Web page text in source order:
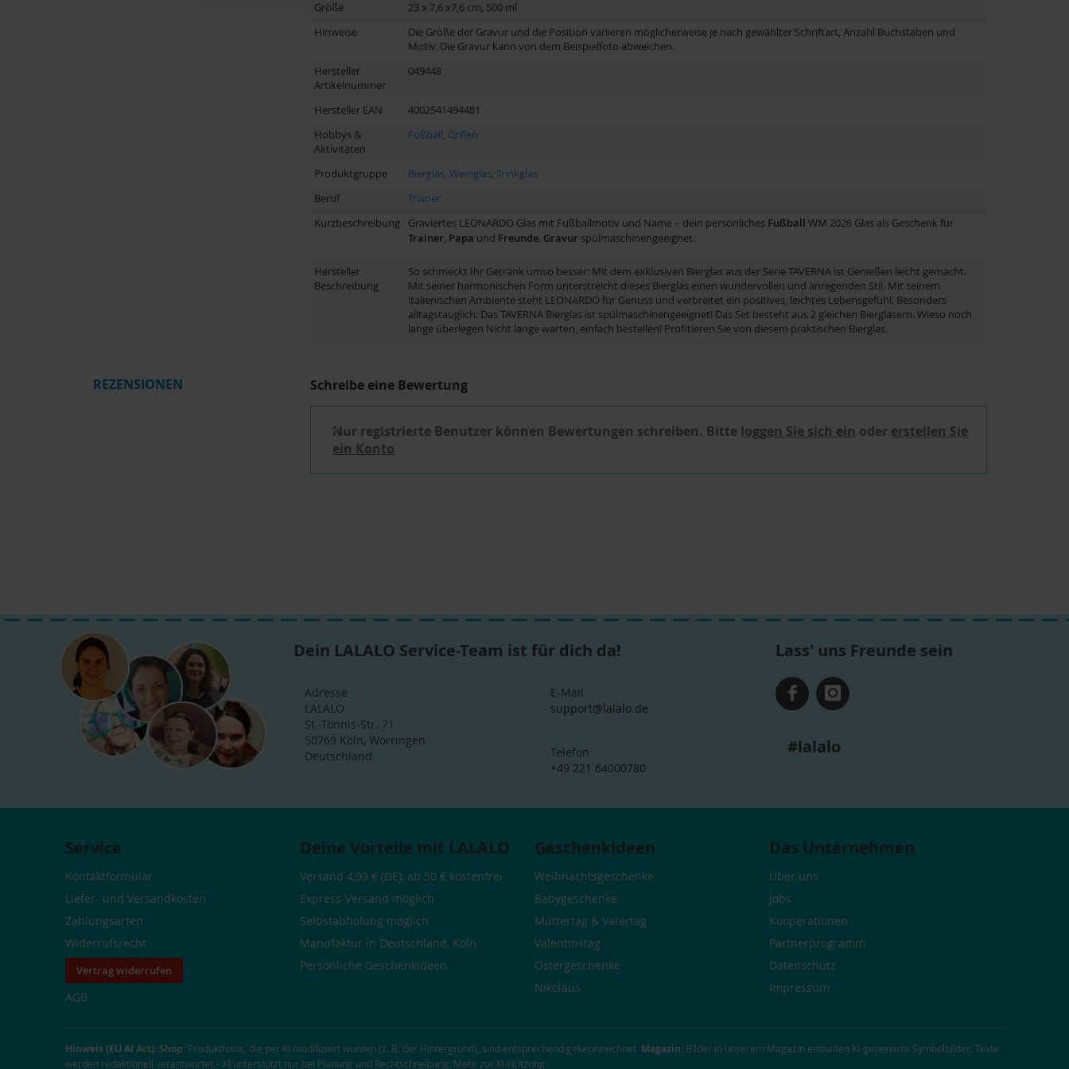
Größe
23 x 7,6 x7,6 cm, 500 ml
Hinweise
Die Größe der Gravur und die Position variieren möglicherweise je nach gewählter Schriftart, Anzahl Buchstaben und
Motiv. Die Gravur kann von dem Beispielfoto abweichen.
Hersteller
Artikelnummer
049448
Hersteller EAN
4002541494481
Hobbys &
Aktivitäten
Fußball, Grillen
Produktgruppe Bierglas, Weinglas, Trinkglas
Beruf
Trainer
Kurzbeschreibung
Graviertes LEONARDO Glas mit Fußballmotiv und Name – dein persönliches Fußball WM 2026 Glas als Geschenk für
Trainer, Papa und Freunde. Gravur spülmaschinengeeignet.
Hersteller
Beschreibung
So schmeckt Ihr Getränk umso besser: Mit dem exklusiven Bierglas aus der Serie TAVERNA ist Genießen leicht gemacht.
Mit seiner harmonischen Form unterstreicht dieses Bierglas einen wundervollen und anregenden Stil. Mit seinem
italienischen Ambiente steht LEONARDO für Genuss und verbreitet ein positives, leichtes Lebensgefühl. Besonders
alltagstauglich: Das TAVERNA Bierglas ist spülmaschinengeeignet! Das Set besteht aus 2 gleichen Biergläsern. Wieso noch
lange überlegen Nicht lange warten, einfach bestellen! Profitieren Sie von diesem praktischen Bierglas.
REZENSIONEN Schreibe eine Bewertung
Nur registrierte Benutzer können Bewertungen schreiben. Bitte loggen Sie sich ein oder erstellen Sie
ein Konto
Dein LALALO Service-Team ist für dich da!
Adresse
LALALO
St.-Tönnis-Str. 71
50769 Köln, Worringen
Deutschland
E-Mail
support@lalalo.de
Telefon
+49 221 64000780
Lass' uns Freunde sein
#lalalo
Service
Kontaktformular
Liefer- und Versandkosten
Zahlungsarten
Widerrufsrecht
Vertrag widerrufen
AGB
Deine Vorteile mit LALALO
Versand 4,99 € (DE), ab 50 € kostenfrei
Express-Versand möglich
Selbstabholung möglich
Manufaktur in Deutschland, Köln
Persönliche Geschenkideen
Geschenkideen
Weihnachtsgeschenke
Babygeschenke
Muttertag & Vatertag
Valentinstag
Ostergeschenke
Nikolaus
Das Unternehmen
Über uns
Jobs
Kooperationen
Partnerprogramm
Datenschutz
Impressum
Hinweis (EU AI Act):Shop: Produktfotos, die per KI modifiziert wurden (z. B. der Hintergrund), sind entsprechend gekennzeichnet. Magazin: Bilder in unserem Magazin enthalten KI-generierte Symbolbilder. Texte
werden redaktionell verantwortet – KI unterstützt nur bei Planung und Rechtschreibung. Mehr zur KI-Nutzung.